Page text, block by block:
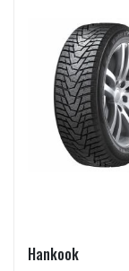
Hankook